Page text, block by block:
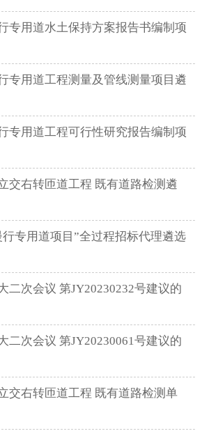
专用道水土保持方案报告书编制项
专用道工程测量及管线测量项目遴
专用道工程可行性研究报告编制项
交右转匝道工程 既有道路检测遴
专用道项目”全过程招标代理遴选
二次会议 第JY20230232号建议的
二次会议 第JY20230061号建议的
交右转匝道工程 既有道路检测单